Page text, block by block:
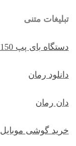
تبلیغات متنی
دستگاه بای پپ ResMed Lumis 150
دانلود رمان
دان رمان
خرید گوشی موبایل